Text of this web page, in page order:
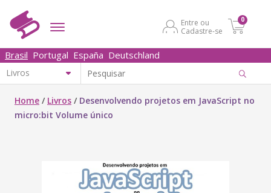
Entre ou
Cadastre-se
0
Brasil Portugal España Deutschland
Home / Livros / Desenvolvendo projetos em JavaScript no
micro:bit Volume único